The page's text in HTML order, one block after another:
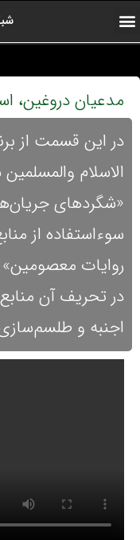
مدعیان دروغین،
در این قسمت از
الاسلام
«شگردهای
سوءاستفاده از
روایات معصومین»
در تحریف آن
اجنبه و